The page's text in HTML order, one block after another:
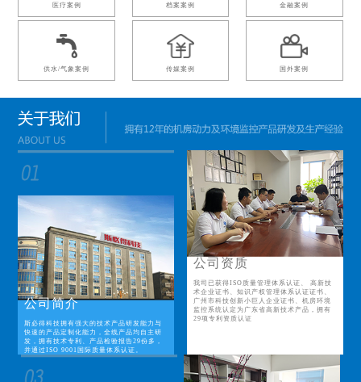
医疗案例 档案案例 金融案例
供水/气象案例 传媒案例 国外案例
公司简介
斯必得科技拥有强大的技术产品研发能力与
快速的产品定制化能力，全线产品均自主研
发，拥有技术专利、产品检验报告29份多，
并通过ISO 9001国际质量体系认证。
公司资质
我司已获得ISO质量管理体系认证、 高新技
术企业证书、知识产权管理体系认证证书、
广州市科技创新小巨人企业证书、机房环境
监控系统认定为广东省高新技术产品，拥有
29项专利资质认证